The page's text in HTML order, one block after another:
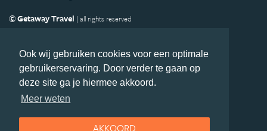
Ook wij gebruiken cookies voor een optimale
gebruikerservaring. Door verder te gaan op
deze site ga je hiermee akkoord.
Meer weten
AKKOORD
© Getaway Travel | all rights reserved
Copyright
Privacy statement Disclaimer
Cookies
Volg Nieuw-Zeeland.nl
Nieuwsbrief
Facebook